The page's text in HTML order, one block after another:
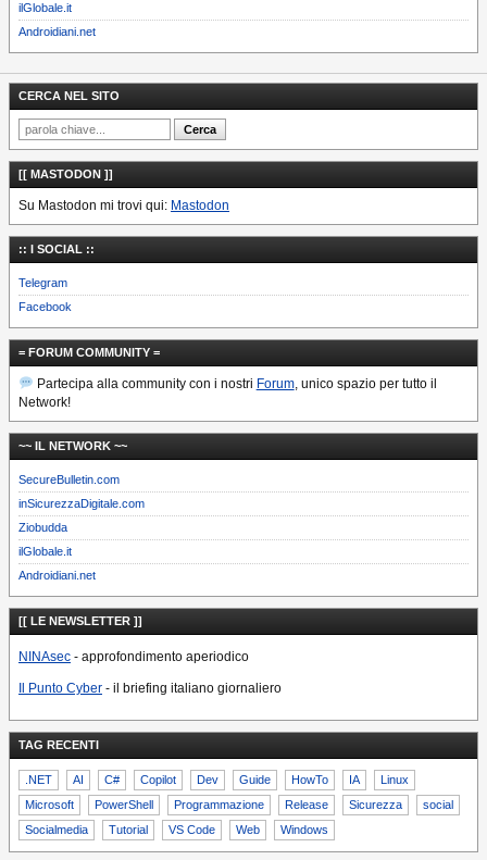
ilGlobale.it
Androidiani.net
CERCA NEL SITO
[[ MASTODON ]]
Su Mastodon mi trovi qui: Mastodon
:: I SOCIAL ::
Telegram
Facebook
= FORUM COMMUNITY =
Partecipa alla community con i nostri Forum, unico spazio per tutto il
Network!
~~ IL NETWORK ~~
SecureBulletin.com
inSicurezzaDigitale.com
Ziobudda
ilGlobale.it
Androidiani.net
[[ LE NEWSLETTER ]]
NINAsec - approfondimento aperiodico
Il Punto Cyber - il briefing italiano giornaliero
TAG RECENTI
.NET AI C# Copilot Dev Guide HowTo IA
Linux
Microsoft
PowerShell Programmazione Release Sicurezza
social
Socialmedia
Tutorial VS Code Web Windows